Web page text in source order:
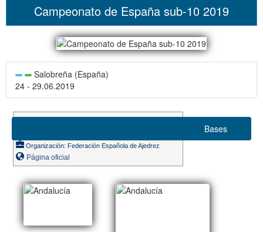
Campeonato de España sub-10 2019
Salobreña (España)
24 - 29.06.2019
Organización: Federación Española de Ajedrez
Página oficial
Bases